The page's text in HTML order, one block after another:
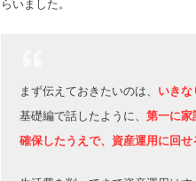
まず伝えておきたいのは、 いき
基礎編で話したように、 第一に
確保したうえで、資産運用に回せ